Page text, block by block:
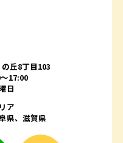
丘8丁目103
17:00
日
ア
県、滋賀県